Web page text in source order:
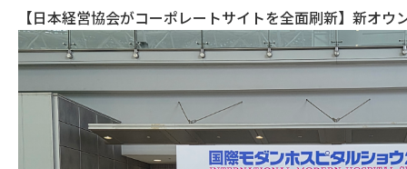
【日本経営協会がコーポレートサイトを全面刷新】新オ